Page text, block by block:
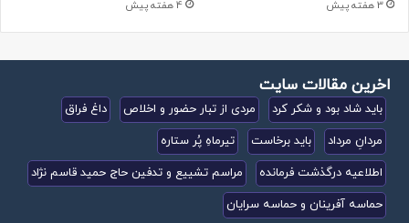
3 هفته پیش 4 هفته پیش
اخرین مقالات سایت
باید شاد بود و شکر کرد مردی از تبار حضور و اخلاص
داغ فراق
مردانِ مرداد
باید برخاست
تیرماهِ پُر ستاره
اطلاعیه درگذشت فرمانده
مراسم تشییع و تدفین حاج حمید قاسم نژاد
حماسه آفرینان و حماسه سرایان